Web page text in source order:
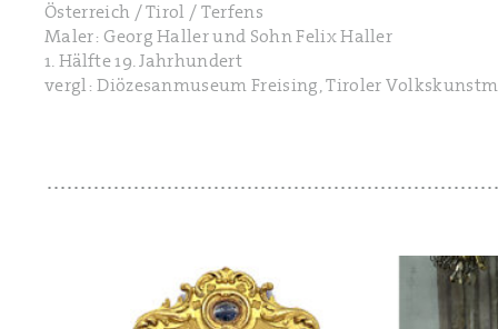
Österreich / Tirol / Terfens
Maler: Georg Haller und Sohn Felix Haller
1. Hälfte 19. Jahrhundert
vergl: Diözesanmuseum Freising, Tiroler